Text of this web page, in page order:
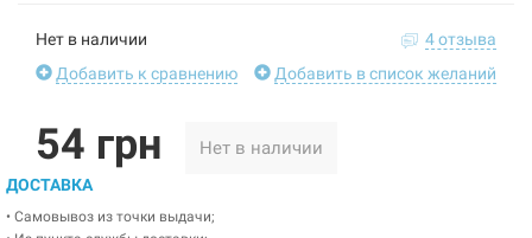
Нет в наличии
4 отзыва
Добавить к сравнению
Добавить в список желаний
54 грн Нет в наличии
ДОСТАВКА
• Самовывоз из точки выдачи;